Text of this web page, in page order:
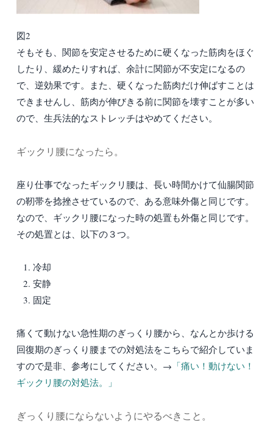
図2
そもそも、関節を安定させるために硬くなった筋肉をほぐ
したり、緩めたりすれば、余計に関節が不安定になるの
で、逆効果です。また、硬くなった筋肉だけ伸ばすことは
できませんし、筋肉が伸びきる前に関節を壊すことが多い
ので、生兵法的なストレッチはやめてください。
ギックリ腰になったら。
座り仕事でなったギックリ腰は、長い時間かけて仙腸関節
の靭帯を捻挫させているので、ある意味外傷と同じです。
なので、ギックリ腰になった時の処置も外傷と同じです。
その処置とは、以下の３つ。
冷却
安静
固定
痛くて動けない急性期のぎっくり腰から、なんとか歩ける
回復期のぎっくり腰までの対処法をこちらで紹介していま
すので是非、参考にしてください。→ 「痛い！動けない！
ギックリ腰の対処法。」
ぎっくり腰にならないようにやるべきこと。